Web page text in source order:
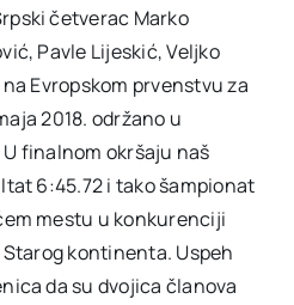
četverac Marko
Pavle Lijeskić, Veljko
Evropskom prvenstvu za
2018. održano u
finalnom okršaju naš
6:45.72 i tako šampionat
mestu u konkurenciji
kontinenta. Uspeh
da su dvojica članova